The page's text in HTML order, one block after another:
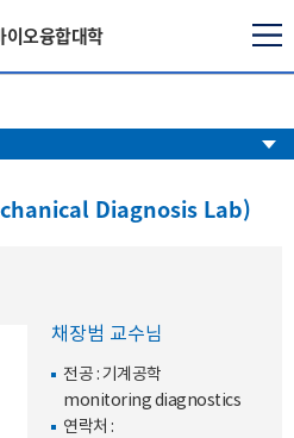
이오융합대학
Diagnosis Lab)
채장범 교수님
전공 : 기계공학
monitoring diagnostics
연락처 :